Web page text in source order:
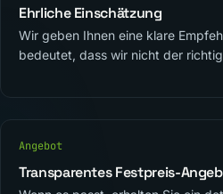
Ehrliche Einschätzung
Wir geben Ihnen eine klare
bedeutet, dass wir nicht der
Angebot
Transparentes Festpreis-